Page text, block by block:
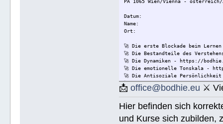
PA 1065 Wien/Vienna -
Datum:
Name:
Ort:
🚀 Die erste Blockade beim
🚀 Die Bestandteile des
🚀 Die Dynamiken - https://
🚀 Die emotionelle Tonskala -
🚀 Die Antisoziale
🚀 Die Lösung für Konflikte -
🚀 Lösungen für eine
🚀 Ethik unjd die Zustände -
🚀 Integrität und Ehrlichkeit -
Wie Sie jemandem helfen
📩office@bodhie.eu ⚔
Hier befinden sich
und Kurse sich zubilden,